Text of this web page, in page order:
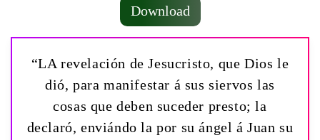
Download
“LA revelación de Jesucristo, que Dios le
dió, para manifestar á sus siervos las
cosas que deben suceder presto; la
declaró, enviándo la por su ángel á Juan su